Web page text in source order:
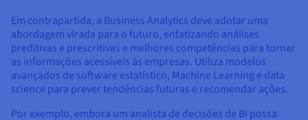
Em contrapartida, a Business Analytics deve adotar uma
abordagem virada para o futuro, enfatizando análises
preditivas e prescritivas e melhores competências para tornar
as informações acessíveis às empresas. Utiliza modelos
avançados de software estatístico, Machine Learning e data
science para prever tendências futuras e recomendar ações.
Por exemplo, embora um analista de decisões de BI possa